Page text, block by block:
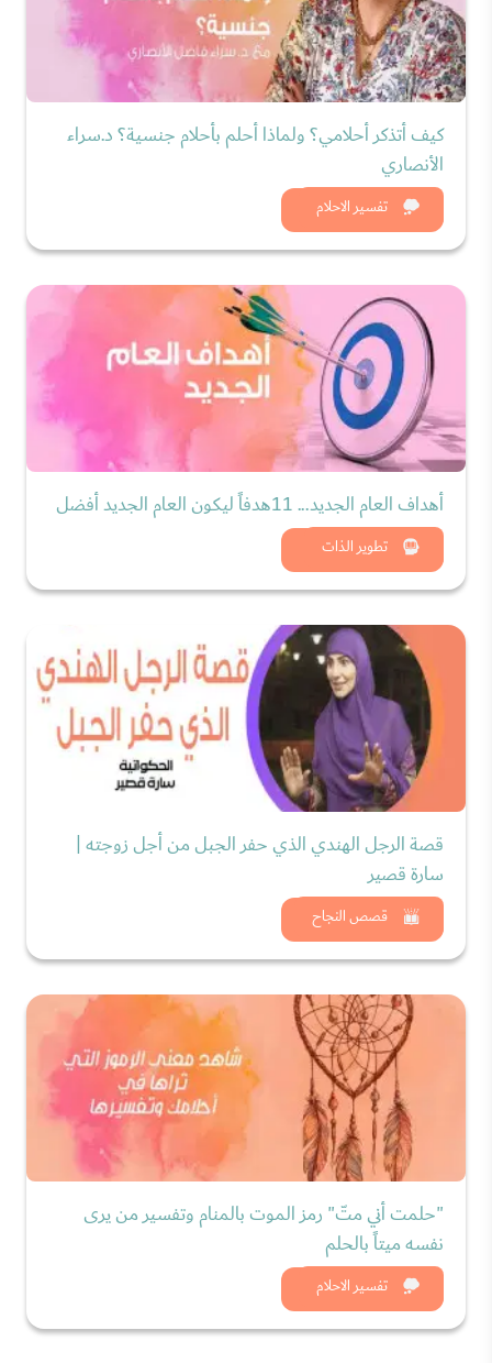
تفسير الاحلام
كيف أتذكر أحلامي؟ ولماذا أحلم بأحلام جنسية؟ د.سراء
الأنصاري
شاهد الان
تطوير الذات
أهداف العام الجديد... 11هدفاً ليكون العام الجديد أفضل
شاهد الان
قصص النجاح
قصة الرجل الهندي الذي حفر الجبل من أجل زوجته |
سارة قصير
شاهد الان
تفسير الاحلام
"حلمت أني متّ" رمز الموت بالمنام وتفسير من يرى
نفسه ميتاً بالحلم
شاهد الان